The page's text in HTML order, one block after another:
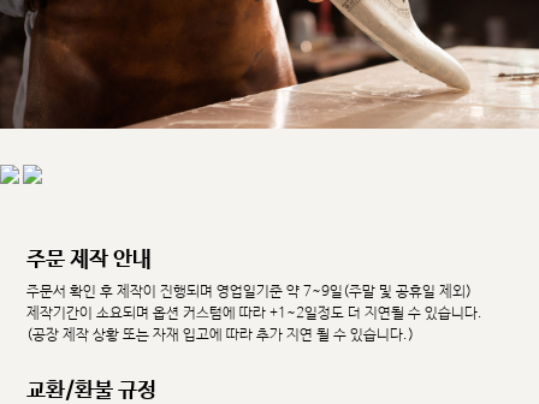
주문 제작 안내
주문서 확인 후 제작이 진행되며 영업일기준 약 7~9일(주말 및 공휴일 제외)
제작기간이 소요되며 옵션 커스텀에 따라 +1~2일정도 더 지연될 수 있습니다.
(공장 제작 상황 또는 자재 입고에 따라 추가 지연 될 수 있습니다.)
교환/환불 규정